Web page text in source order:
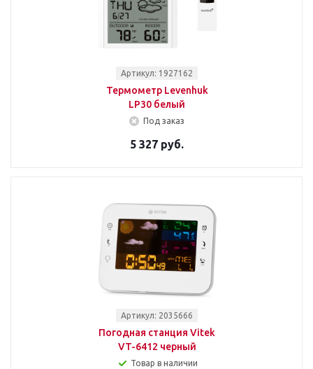
Артикул: 1927162
Термометр Levenhuk
LP30 белый
Под заказ
5 327 руб.
Артикул: 2035666
Погодная станция Vitek
VT-6412 черный
Товар в наличии